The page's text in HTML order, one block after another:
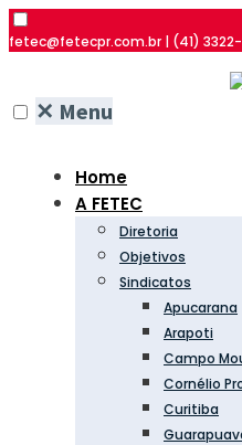
fetec@fetecpr.com.br | (41)
✕ Menu
Home
A FETEC
Diretoria
Objetivos
Sindicatos
Apucarana
Arapoti
Campo
Cornélio
Curitiba